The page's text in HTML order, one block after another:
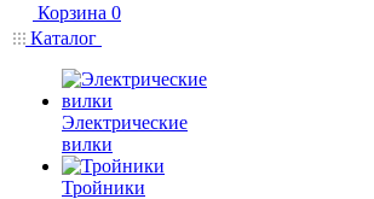
Корзина 0
Каталог
Электрические
вилки
Тройники